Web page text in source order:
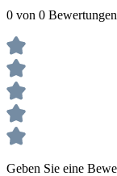
0 von 0 Bewertungen
Geben Sie eine